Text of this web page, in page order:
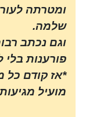
ומטרתה
שלמה.
וגם נכתב
פורענות
*אז קודם כל
מועיל